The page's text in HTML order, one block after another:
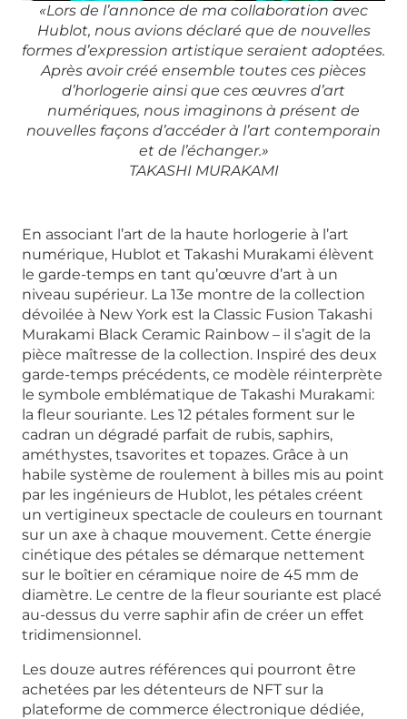
«Lors de l’annonce de ma collaboration avec
Hublot, nous avions déclaré que de nouvelles
formes d’expression artistique seraient adoptées.
Après avoir créé ensemble toutes ces pièces
d’horlogerie ainsi que ces œuvres d’art
numériques, nous imaginons à présent de
nouvelles façons d’accéder à l’art contemporain
et de l’échanger.»
TAKASHI MURAKAMI
En associant l’art de la haute horlogerie à l’art
numérique, Hublot et Takashi Murakami élèvent
le garde-temps en tant qu’œuvre d’art à un
niveau supérieur. La 13e montre de la collection
dévoilée à New York est la Classic Fusion Takashi
Murakami Black Ceramic Rainbow – il s’agit de la
pièce maîtresse de la collection. Inspiré des deux
garde-temps précédents, ce modèle réinterprète
le symbole emblématique de Takashi Murakami:
la fleur souriante. Les 12 pétales forment sur le
cadran un dégradé parfait de rubis, saphirs,
améthystes, tsavorites et topazes. Grâce à un
habile système de roulement à billes mis au point
par les ingénieurs de Hublot, les pétales créent
un vertigineux spectacle de couleurs en tournant
sur un axe à chaque mouvement. Cette énergie
cinétique des pétales se démarque nettement
sur le boîtier en céramique noire de 45 mm de
diamètre. Le centre de la fleur souriante est placé
au-dessus du verre saphir afin de créer un effet
tridimensionnel.
Les douze autres références qui pourront être
achetées par les détenteurs de NFT sur la
plateforme de commerce électronique dédiée,